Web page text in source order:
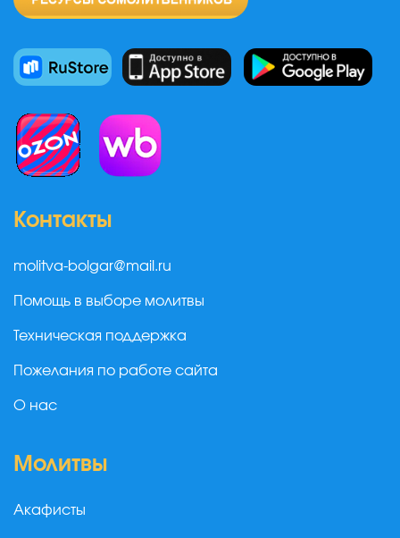
Контакты
molitva-bolgar@mail.ru
Помощь в выборе молитвы
Техническая поддержка
Пожелания по работе сайта
О нас
Молитвы
Акафисты